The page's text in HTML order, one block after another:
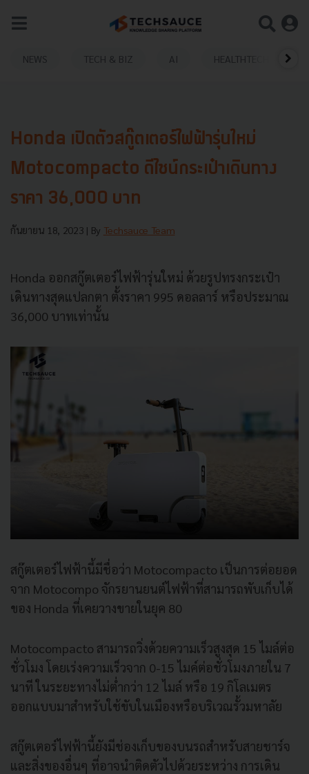
NEWS TECH & BIZ AI HEALTHTECH
Honda เปิดตัวสกู๊ตเตอร์ไฟฟ้ารุ่นใหม่
Motocompacto ดีไซน์กระเป๋าเดินทาง
ราคา 36,000 บาท
กันยายน 18, 2023 | By Techsauce Team
Honda ออกสกู๊ตเตอร์ไฟฟ้ารุ่นใหม่ ด้วยรูปทรงกระเป๋า
เดินทางสุดแปลกตา ตั้งราคา 995 ดอลลาร์ หรือประมาณ
36,000 บาทเท่านั้น
สกู๊ตเตอร์ไฟฟ้านี้มีชื่อว่า Motocompacto เป็นการต่อยอด
จาก Motocompo จักรยานยนต์ไฟฟ้าที่สามารถพับเก็บได้
ของ Honda ที่เคยวางขายในยุค 80
Motocompacto สามารถวิ่งด้วยความเร็วสูงสุด 15 ไมล์ต่อ
ชั่วโมง โดยเร่งความเร็วจาก 0-15 ไมค์ต่อชั่วโมงภายใน 7
นาที ในระยะทางไม่ต่ำกว่า 12 ไมล์ หรือ 19 กิโลเมตร
ออกแบบมาสำหรับใช้ขับในเมืองหรือบริเวณรั้วมหาลัย
สกู๊ตเตอร์ไฟฟ้านี้ยังมีช่องเก็บของบนรถสำหรับสายชาร์จ
และสิ่งของอื่นๆ ที่อาจนำติดตัวไปด้วยระหว่าง การเดิน